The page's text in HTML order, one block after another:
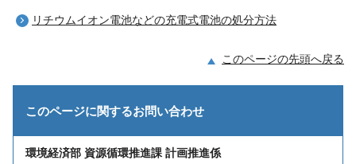
リチウムイオン電池などの充電式電池の処分方法
このページの先頭へ戻る
このページに関するお問い合わせ
環境経済部 資源循環推進課 計画推進係